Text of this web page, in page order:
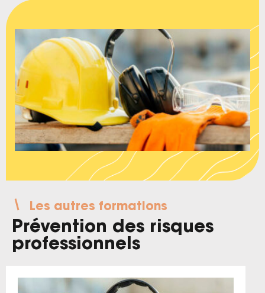
Les autres formations
Prévention des risques
professionnels